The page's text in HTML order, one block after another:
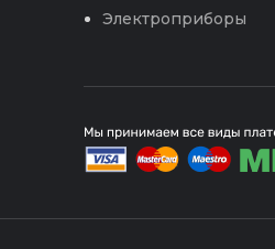
Электроприборы